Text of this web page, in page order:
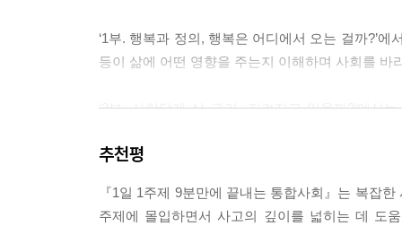
‘1부. 행복과 정의, 행복은 어디에서 오는 걸까?’
등이 삶에 어떤 영향을 주는지 이해하며 사회를 바
‘2부. 사람답게 살 권리, 지켜지고 있을까?’에서
판단의 기준을 스스로 세우고, 지속 가능한 삶에
추천평
『1일 1주제 9분만에 끝내는 통합사회』는 복잡
주제에 몰입하면서 사고의 깊이를 넓히는 데 도